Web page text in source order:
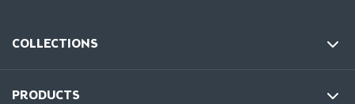
COLLECTIONS
PRODUCTS